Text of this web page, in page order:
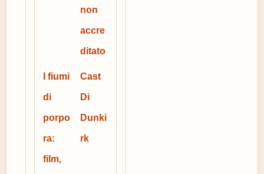
non
accre
ditato
I fiumi
di
porpo
ra:
film,
Cast
Di
Dunki
rk